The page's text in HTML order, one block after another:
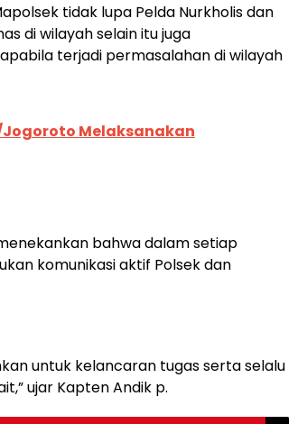
tidak lupa Pelda Nurkholis dan
di wilayah selain itu juga
terjadi permasalahan di wilayah
Melaksanakan
bahwa dalam setiap
komunikasi aktif Polsek dan
untuk kelancaran tugas serta selalu
ujar Kapten Andik p.